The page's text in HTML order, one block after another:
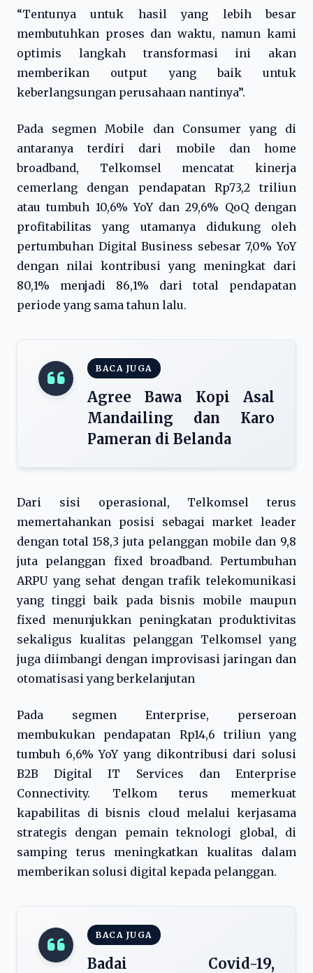
“Tentunya untuk hasil yang lebih besar
membutuhkan proses dan waktu, namun kami
optimis langkah transformasi ini akan
memberikan output yang baik untuk
keberlangsungan perusahaan nantinya”.
Pada segmen Mobile dan Consumer yang di
antaranya terdiri dari mobile dan home
broadband, Telkomsel mencatat kinerja
cemerlang dengan pendapatan Rp73,2 triliun
atau tumbuh 10,6% YoY dan 29,6% QoQ dengan
profitabilitas yang utamanya didukung oleh
pertumbuhan Digital Business sebesar 7,0% YoY
dengan nilai kontribusi yang meningkat dari
80,1% menjadi 86,1% dari total pendapatan
periode yang sama tahun lalu.
BACA JUGA
Agree Bawa Kopi Asal
Mandailing dan Karo
Pameran di Belanda
Dari sisi operasional, Telkomsel terus
memertahankan posisi sebagai market leader
dengan total 158,3 juta pelanggan mobile dan 9,8
juta pelanggan fixed broadband. Pertumbuhan
ARPU yang sehat dengan trafik telekomunikasi
yang tinggi baik pada bisnis mobile maupun
fixed menunjukkan peningkatan produktivitas
sekaligus kualitas pelanggan Telkomsel yang
juga diimbangi dengan improvisasi jaringan dan
otomatisasi yang berkelanjutan
Pada segmen Enterprise, perseroan
membukukan pendapatan Rp14,6 triliun yang
tumbuh 6,6% YoY yang dikontribusi dari solusi
B2B Digital IT Services dan Enterprise
Connectivity. Telkom terus memerkuat
kapabilitas di bisnis cloud melalui kerjasama
strategis dengan pemain teknologi global, di
samping terus meningkatkan kualitas dalam
memberikan solusi digital kepada pelanggan.
BACA JUGA
Badai Covid-19,